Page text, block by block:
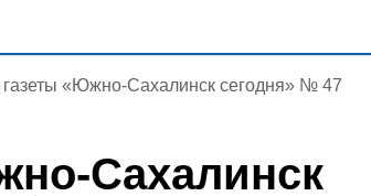
газеты «Южно-Сахалинск сегодня» № 47
Сахалинск